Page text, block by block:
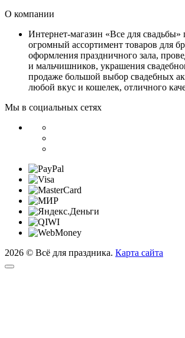
О компании
Интернет-магазин «Все для свадьбы»
огромный ассортимент товаров для
оформления праздничного зала,
и мальчишников, украшения
продаже большой выбор свадебных
любой вкус и кошелек, отличного
Мы в социальных сетях
2026 © Всё для праздника. Карта сайта